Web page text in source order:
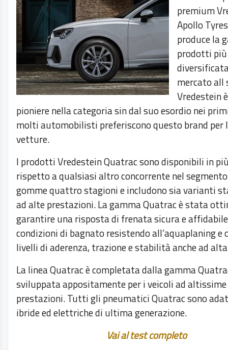
premium
Apollo
produce la
prodotti
mercato all
Vredestein
pioniere nella categoria sin dal suo esordio nei
molti automobilisti preferiscono questo brand per
vetture.
I prodotti Vredestein Quatrac sono disponibili in
rispetto a qualsiasi altro concorrente nel
gomme quattro stagioni e includono sia varianti
ad alte prestazioni. La gamma Quatrac è stata
garantire una risposta di frenata sicura e
condizioni di bagnato resistendo all’aquaplaning
livelli di aderenza, trazione e stabilità anche ad
La linea Quatrac è completata dalla gamma
sviluppata appositamente per i veicoli ad altissime
prestazioni. Tutti gli pneumatici Quatrac sono
ibride ed elettriche di ultima generazione.
Vai al test completo